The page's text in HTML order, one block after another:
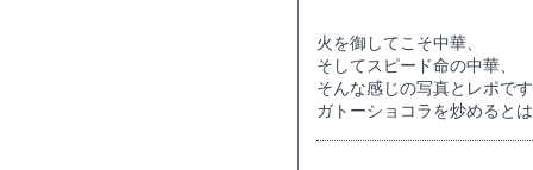
火を御してこそ中華、
そしてスピード命の中華、
そんな感じの写真とレポで
ガトーショコラを炒めると